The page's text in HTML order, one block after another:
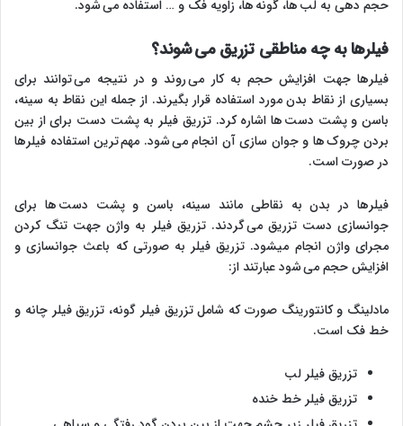
حجم دهی به لب ها، گونه ها، زاویه فک و … استفاده می شود.
فیلرها به چه مناطقی تزریق می شوند؟
فیلرها جهت افزایش حجم به کار می روند و در نتیجه می توانند برای
بسیاری از نقاط بدن مورد استفاده قرار بگیرند. از جمله این نقاط به سینه،
باسن و پشت دست ها اشاره کرد. تزریق فیلر به پشت دست برای از بین
بردن چروک ها و جوان سازی آن انجام می شود. مهم ترین استفاده فیلرها
در صورت است.
فیلرها در بدن به نقاطی مانند سینه، باسن و پشت دست ها برای
جوانسازی دست تزریق می گردند. تزریق فیلر به واژن جهت تنگ کردن
مجرای واژن انجام میشود. تزریق فیلر به صورتی که باعث جوانسازی و
افزایش حجم می شود عبارتند از:
مادلینگ و کانتورینگ صورت که شامل تزریق فیلر گونه، تزریق فیلر چانه و
خط فک است.
تزریق فیلر لب
تزریق فیلر خط خنده